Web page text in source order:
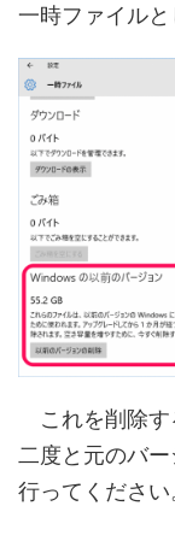
一時ファイルと
これを削除す
二度と元のバ
行ってください